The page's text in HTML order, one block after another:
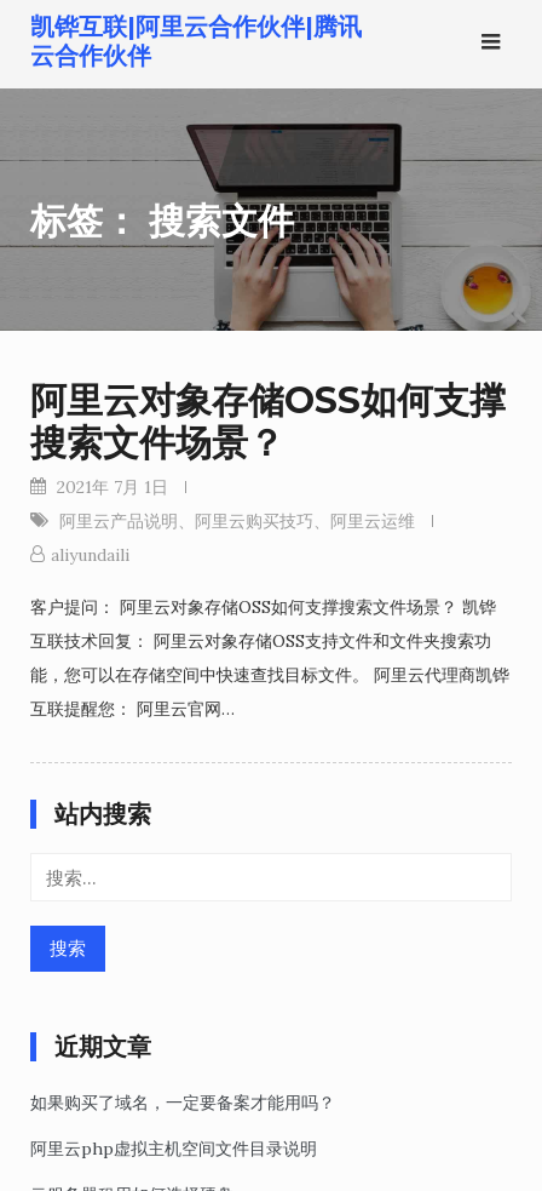
到
凯铧互联|阿里云合作伙伴|腾讯
云合作伙伴
标签： 搜索文件
阿里云对象存储OSS如何支撑
搜索文件场景？
2021年 7月 1日
阿里云产品说明、 阿里云购买技巧、 阿里云运维
aliyundaili
客户提问： 阿里云对象存储OSS如何支撑搜索文件场景？ 凯铧
互联技术回复： 阿里云对象存储OSS支持文件和文件夹搜索功
能，您可以在存储空间中快速查找目标文件。 阿里云代理商凯铧
互联提醒您： 阿里云官网…
站内搜索
近期文章
如果购买了域名，一定要备案才能用吗？
阿里云php虚拟主机空间文件目录说明